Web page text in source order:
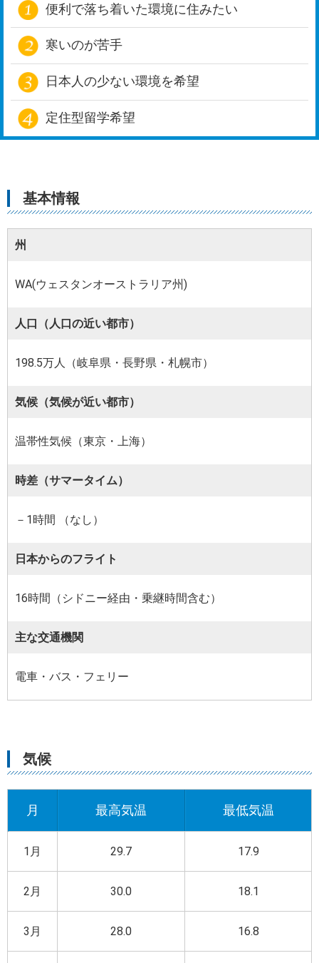
便利で落ち着いた環境に住みたい
寒いのが苦手
日本人の少ない環境を希望
定住型留学希望
基本情報
州
WA(ウェスタンオーストラリア州)
人口（人口の近い都市）
198.5万人（岐阜県・長野県・札幌市）
気候（気候が近い都市）
温帯性気候（東京・上海）
時差（サマータイム）
－1時間 （なし）
日本からのフライト
16時間（シドニー経由・乗継時間含む）
主な交通機関
電車・バス・フェリー
気候
月 最高気温 最低気温
1月 29.7 17.9
2月 30.0 18.1
3月 28.0 16.8